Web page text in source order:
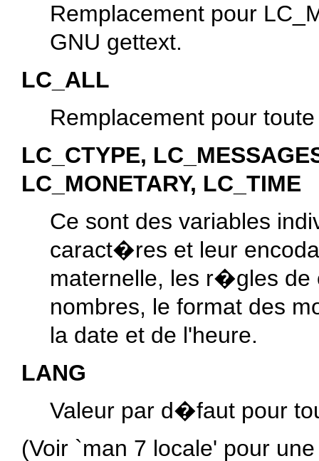
Remplacement pour
GNU gettext.
LC_ALL
Remplacement pour
LC_CTYPE,
LC_MONETARY, LC_TIME
Ce sont des variables
caract�res et leur
maternelle, les r�gles de
nombres, le format des
la date et de l'heure.
LANG
Valeur par d�faut pour
(Voir `man 7 locale' pour